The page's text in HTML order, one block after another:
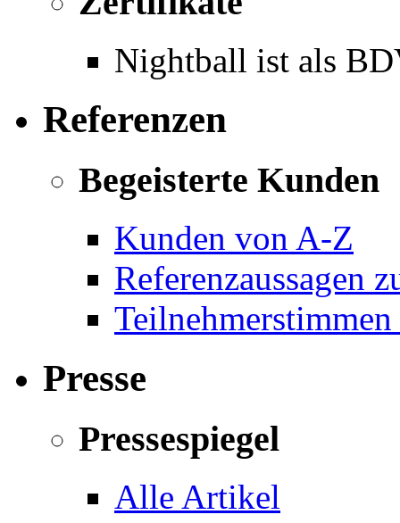
Nightball ist als
Referenzen
Begeisterte Kunden
Kunden von A-Z
Referenzaussagen
Presse
Pressespiegel
Alle Artikel